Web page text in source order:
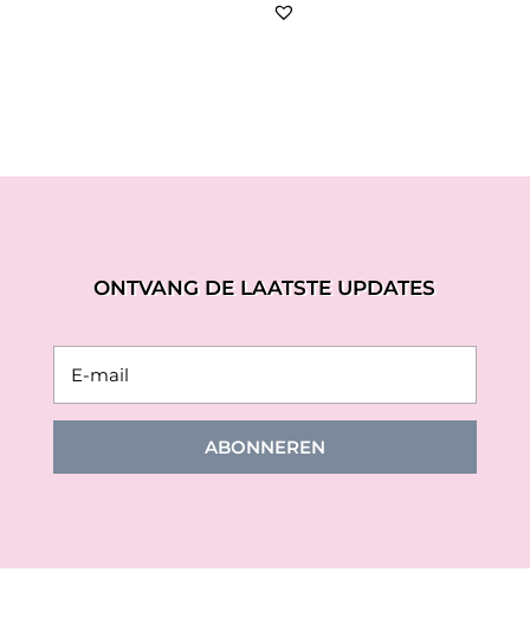
ONTVANG DE LAATSTE UPDATES
ABONNEREN